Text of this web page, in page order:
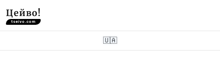
Цейво!
tseivo.com
🇺🇦